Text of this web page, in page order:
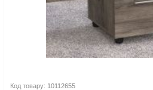
Код товару: 10112655